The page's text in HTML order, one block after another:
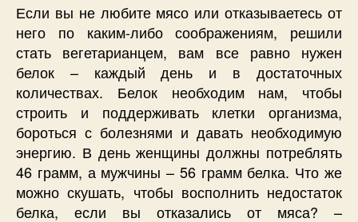
Если вы не любите мясо или отказываетесь от
него по каким-либо соображениям, решили
стать вегетарианцем, вам все равно нужен
белок – каждый день и в достаточных
количествах. Белок необходим нам, чтобы
строить и поддерживать клетки организма,
бороться с болезнями и давать необходимую
энергию. В день женщины должны потреблять
46 грамм, а мужчины – 56 грамм белка. Что же
можно скушать, чтобы восполнить недостаток
белка, если вы отказались от мяса? –